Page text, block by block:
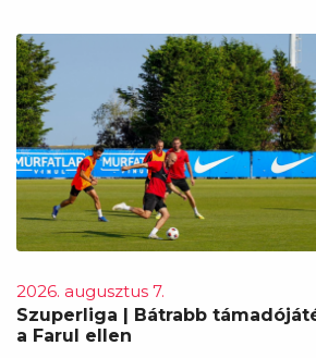
2026. augusztus 7.
Szuperliga | Bátrabb
a Farul ellen